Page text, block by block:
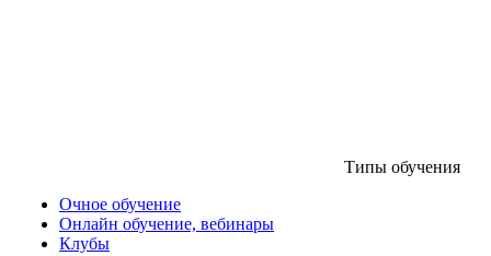
Типы обучения
Очное обучение
Онлайн обучение, вебинары
Клубы